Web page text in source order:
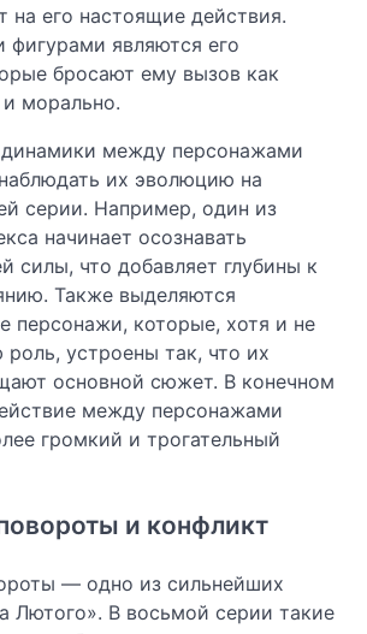
на его настоящие действия.
являются его
бросают ему вызов как
морально.
между персонажами
их эволюцию на
серии. Например, один из
начинает осознавать
силы, что добавляет глубины к
Также выделяются
персонажи, которые, хотя и не
роль, устроены так, что их
основной сюжет. В конечном
между персонажами
громкий и трогательный
и конфликт
— одно из сильнейших
Лютого». В восьмой серии такие